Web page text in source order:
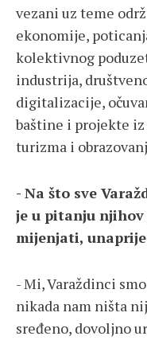
vezani uz teme
ekonomije,
kolektivnog
industrija,
digitalizacije,
baštine i projekte
turizma i
- Na što sve
je u pitanju
mijenjati,
- Mi, Varaždinci
nikada nam ništa
sređeno, dovoljno